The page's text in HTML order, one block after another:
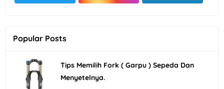
Popular Posts
Tips Memilih Fork ( Garpu ) Sepeda Dan
Menyetelnya.